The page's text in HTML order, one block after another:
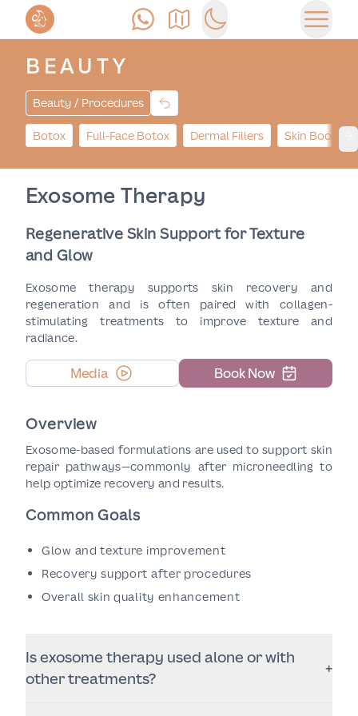
ПозвонитьКак доехатьSwitch to dark mode
BEAUTY
Beauty / Procedures
Botox Full-Face Botox Dermal Fillers Skin Boosters
Exosome Therapy
Regenerative Skin Support for Texture
and Glow
Exosome therapy supports skin recovery and
regeneration and is often paired with collagen-
stimulating treatments to improve texture and
radiance.
Book Now
Media
Overview
Exosome-based formulations are used to support skin
repair pathways—commonly after microneedling to
help optimize recovery and results.
Common Goals
Glow and texture improvement
Recovery support after procedures
Overall skin quality enhancement
Is exosome therapy used alone or with
other treatments?
+